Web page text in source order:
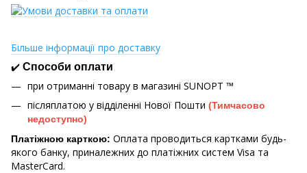
Більше інформації про доставку
✔️ Способи оплати
при отриманні товару в магазині SUNOPT ™
післяплатою у відділенні Нової Пошти (Тимчасово
недоступно)
Платіжною карткою: Оплата проводиться картками будь-
якого банку, приналежних до платіжних систем Visa та
MasterCard.